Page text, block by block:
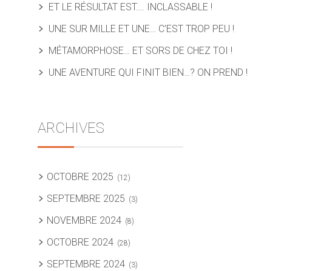
ET LE RÉSULTAT EST…. INCLASSABLE !
UNE SUR MILLE ET UNE… C’EST TROP PEU !
MÉTAMORPHOSE… ET SORS DE CHEZ TOI !
UNE AVENTURE QUI FINIT BIEN…? ON PREND !
ARCHIVES
OCTOBRE 2025 (12)
SEPTEMBRE 2025 (3)
NOVEMBRE 2024 (8)
OCTOBRE 2024 (28)
SEPTEMBRE 2024 (3)